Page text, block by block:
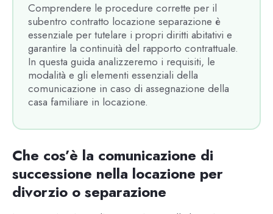
Comprendere le procedure corrette per il
subentro contratto locazione separazione è
essenziale per tutelare i propri diritti abitativi e
garantire la continuità del rapporto contrattuale.
In questa guida analizzeremo i requisiti, le
modalità e gli elementi essenziali della
comunicazione in caso di assegnazione della
casa familiare in locazione.
Che cos’è la comunicazione di
successione nella locazione per
divorzio o separazione